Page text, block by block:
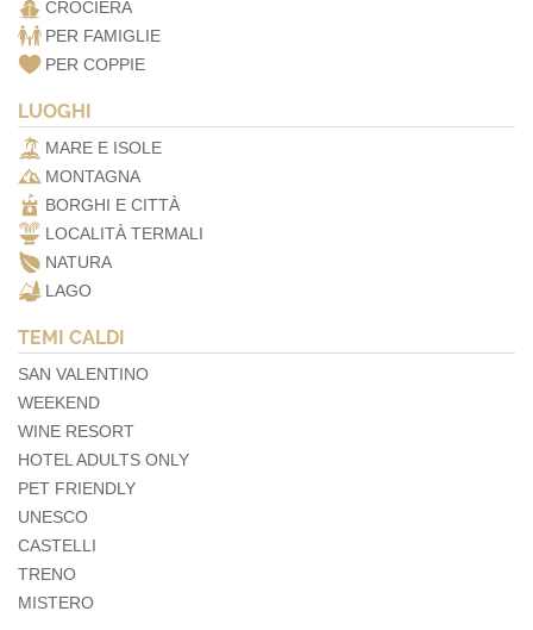
CROCIERA
PER FAMIGLIE
PER COPPIE
LUOGHI
MARE E ISOLE
MONTAGNA
BORGHI E CITTÀ
LOCALITÀ TERMALI
NATURA
LAGO
TEMI CALDI
SAN VALENTINO
WEEKEND
WINE RESORT
HOTEL ADULTS ONLY
PET FRIENDLY
UNESCO
CASTELLI
TRENO
MISTERO